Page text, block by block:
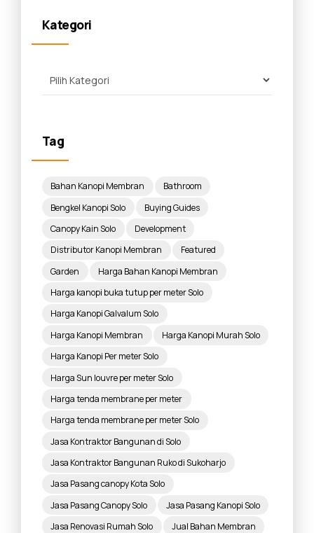
Kategori
Tag
Bahan Kanopi Membran
Bathroom
Bengkel Kanopi Solo
Buying Guides
Canopy Kain Solo
Development
Distributor Kanopi Membran
Featured
Garden
Harga Bahan Kanopi Membran
Harga kanopi buka tutup per meter Solo
Harga Kanopi Galvalum Solo
Harga Kanopi Membran
Harga Kanopi Murah Solo
Harga Kanopi Per meter Solo
Harga Sun louvre per meter Solo
Harga tenda membrane per meter
Harga tenda membrane per meter Solo
Jasa Kontraktor Bangunan di Solo
Jasa Kontraktor Bangunan Ruko di Sukoharjo
Jasa Pasang canopy Kota Solo
Jasa Pasang Canopy Solo
Jasa Pasang Kanopi Solo
Jasa Renovasi Rumah Solo
Jual Bahan Membran